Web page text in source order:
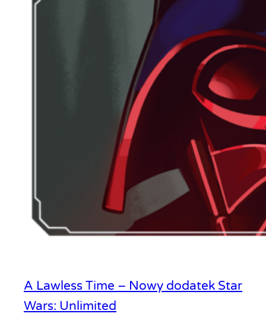
A Lawless Time – Nowy dodatek Star
Wars: Unlimited